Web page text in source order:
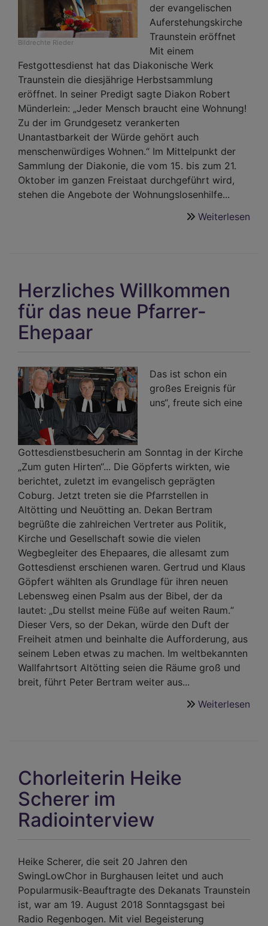
Bildrechte Rieder
der evangelischen
Auferstehungskirche
Traunstein eröffnet
Mit einem
Festgottesdienst hat das Diakonische Werk
Traunstein die diesjährige Herbstsammlung
eröffnet. In seiner Predigt sagte Diakon Robert
Münderlein: „Jeder Mensch braucht eine Wohnung!
Zu der im Grundgesetz verankerten
Unantastbarkeit der Würde gehört auch
menschenwürdiges Wohnen.“ Im Mittelpunkt der
Sammlung der Diakonie, die vom 15. bis zum 21.
Oktober im ganzen Freistaat durchgeführt wird,
stehen die Angebote der Wohnungslosenhilfe...
Weiterlesen
Herzliches Willkommen
für das neue Pfarrer-
Ehepaar
Das ist schon ein
großes Ereignis für
uns“, freute sich eine
Gottesdienstbesucherin am Sonntag in der Kirche
„Zum guten Hirten“... Die Göpferts wirkten, wie
berichtet, zuletzt im evangelisch geprägten
Coburg. Jetzt treten sie die Pfarrstellen in
Altötting und Neuötting an. Dekan Bertram
begrüßte die zahlreichen Vertreter aus Politik,
Kirche und Gesellschaft sowie die vielen
Wegbegleiter des Ehepaares, die allesamt zum
Gottesdienst erschienen waren. Gertrud und Klaus
Göpfert wählten als Grundlage für ihren neuen
Lebensweg einen Psalm aus der Bibel, der da
lautet: „Du stellst meine Füße auf weiten Raum.“
Dieser Vers, so der Dekan, würde den Duft der
Freiheit atmen und beinhalte die Aufforderung, aus
seinem Leben etwas zu machen. Im weltbekannten
Wallfahrtsort Altötting seien die Räume groß und
breit, führt Peter Bertram weiter aus...
Weiterlesen
Chorleiterin Heike
Scherer im
Radiointerview
Heike Scherer, die seit 20 Jahren den
SwingLowChor in Burghausen leitet und auch
Popularmusik-Beauftragte des Dekanats Traunstein
ist, war am 19. August 2018 Sonntagsgast bei
Radio Regenbogen. Mit viel Begeisterung